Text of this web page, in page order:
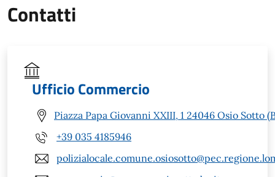
Contatti
Ufficio Commercio
Piazza Papa Giovanni XXIII, 1 24046 Osio Sotto
+39 035 4185946